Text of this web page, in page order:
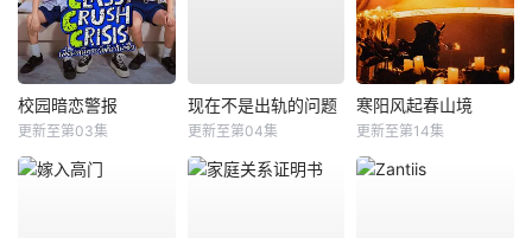
校园暗恋警报
更新至第03集
现在不是出轨的问题
更新至第04集
寒阳风起春山境
更新至第14集